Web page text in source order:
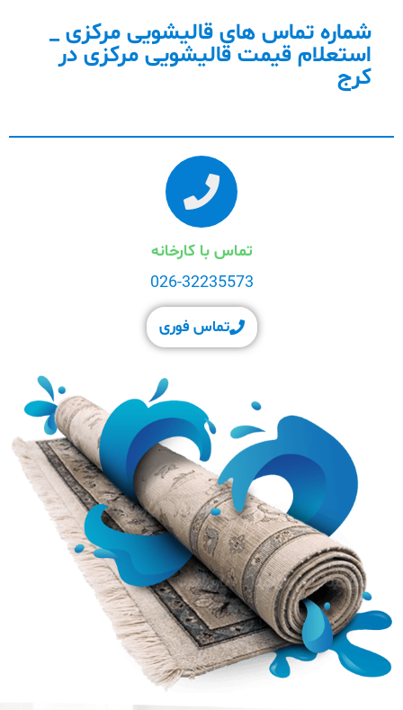
شماره تماس های قالیشویی مرکزی _
استعلام قیمت قالیشویی مرکزی در
کرج
تماس با کارخانه
026-32235573
تماس فوری